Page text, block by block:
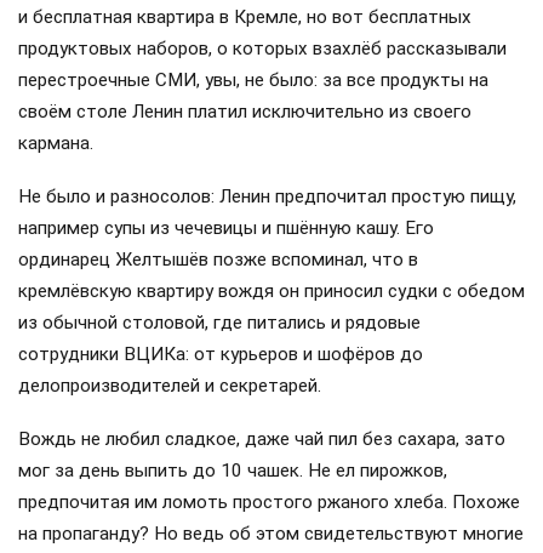
и бесплатная квартира в Кремле, но вот бесплатных
продуктовых наборов, о которых взахлёб рассказывали
перестроечные СМИ, увы, не было: за все продукты на
своём столе Ленин платил исключительно из своего
кармана.
Не было и разносолов: Ленин предпочитал простую пищу,
например супы из чечевицы и пшённую кашу. Его
ординарец Желтышёв позже вспоминал, что в
кремлёвскую квартиру вождя он приносил судки с обедом
из обычной столовой, где питались и рядовые
сотрудники ВЦИКа: от курьеров и шофёров до
делопроизводителей и секретарей.
Вождь не любил сладкое, даже чай пил без сахара, зато
мог за день выпить до 10 чашек. Не ел пирожков,
предпочитая им ломоть простого ржаного хлеба. Похоже
на пропаганду? Но ведь об этом свидетельствуют многие